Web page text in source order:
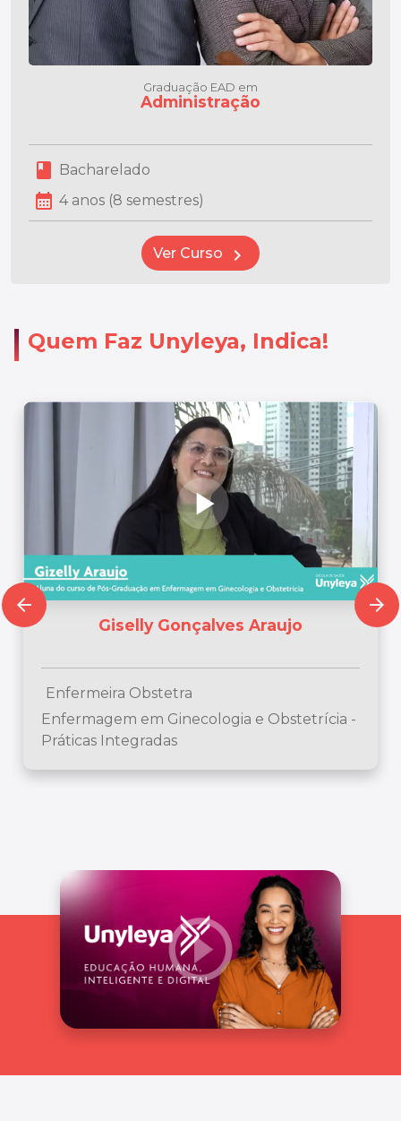
Graduação EAD em
Administração
book Bacharelado
calendar_month 4 anos (8 semestres)
Ver Curso chevron_right
Quem Faz Unyleya, Indica!
Giselly Gonçalves Araujo
Enfermeira Obstetra
Enfermagem em Ginecologia e Obstetrícia -
Práticas Integradas
arrow_forward
arrow_back